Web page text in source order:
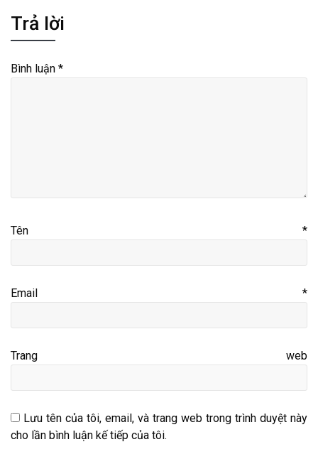
Trả lời
Bình luận *
Tên *
Email *
Trang web
Lưu tên của tôi, email, và trang web trong trình duyệt này
cho lần bình luận kế tiếp của tôi.